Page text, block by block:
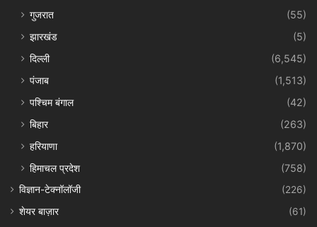
गुजरात
(55)
झारखंड
(5)
दिल्ली
(6,545)
पंजाब
(1,513)
पश्चिम बंगाल
(42)
बिहार
(263)
हरियाणा
(1,870)
हिमाचल प्रदेश
(758)
विज्ञान-टेक्नॉलॉजी
(226)
शेयर बाज़ार
(61)